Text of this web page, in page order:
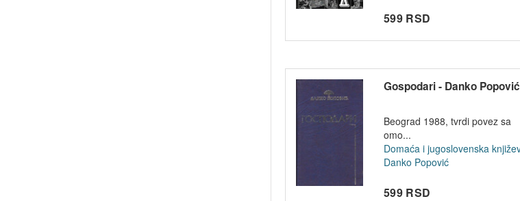
599 RSD
Gospodari - Danko Popović
Beograd 1988, tvrdi povez sa
omo...
Danko Popović
599 RSD